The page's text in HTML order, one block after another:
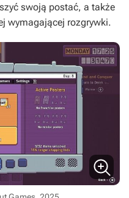
swoją postać, a także
wymagającej rozgrywki.